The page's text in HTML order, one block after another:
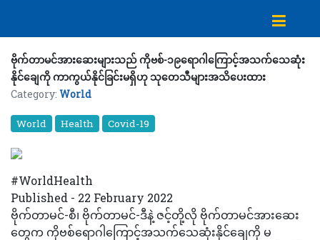
ဗိုက်တာမင်အားဆေးများသည် ကိုဗစ်-၁၉ရောဂါကြောင့်အသက်သေဆုံး
နိုင်ချေကို ကာကွယ်နိုင်ခြင်းမရှိဟု သုတေသီများအသိပေးထား
Category: World
World Health Covid-19
#WorldHealth
Published - 22 February 2022
ဗိုက်တာမင်-စီ၊ ဗိုက်တာမင်-ဒီနဲ့ ဇင့်တို့လို ဗိုက်တာမင်အားဆေး
တွေက ကိုဗစ်ရောဂါကြောင့်အသက်သေဆုံးနိုင်ချေကို မ